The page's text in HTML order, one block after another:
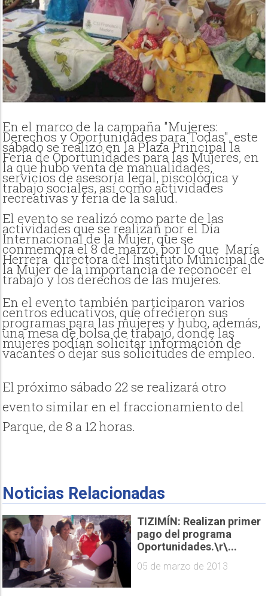
En el marco de la campaña "Mujeres:
Derechos y Oportunidades para Todas", este
sábado se realizó en la Plaza Principal la
Feria de Oportunidades para las Mujeres, en
la que hubo venta de manualidades,
servicios de asesoría legal, piscológica y
trabajo sociales, así como actividades
recreativas y feria de la salud.
El evento se realizó como parte de las
actividades que se realizan por el Día
Internacional de la Mujer, que se
conmemora el 8 de marzo, por lo que María
Herrera directora del Instituto Municipal de
la Mujer de la importancia de reconocer el
trabajo y los derechos de las mujeres.
En el evento también participaron varios
centros educativos, que ofrecieron sus
programas para las mujeres y hubo, además,
una mesa de bolsa de trabajo, donde las
mujeres podían solicitar información de
vacantes o dejar sus solicitudes de empleo.
El próximo sábado 22 se realizará otro
evento similar en el fraccionamiento del
Parque, de 8 a 12 horas.
Noticias Relacionadas
TIZIMÍN: Realizan primer
pago del programa
Oportunidades.\r\...
05 de marzo de 2013